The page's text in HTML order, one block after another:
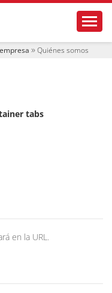
Quiénes somos
tabs
en la URL.